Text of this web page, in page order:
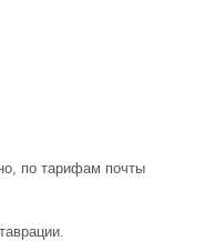
по тарифам почты